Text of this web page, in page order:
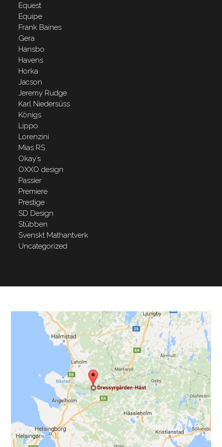
Equest
Equipe
Frank Baines
Gera
Hansbo
Havens
Horka
Jacson
Jeremy Rudge
Karl Niedersüss
Königs
Lippo
Lorenzini
Mias RS
Okay’s
OXXO design
Passier
Premiere
Prestige
SD Design
Stübben
Svenskt Mathantverk
Uncategorized